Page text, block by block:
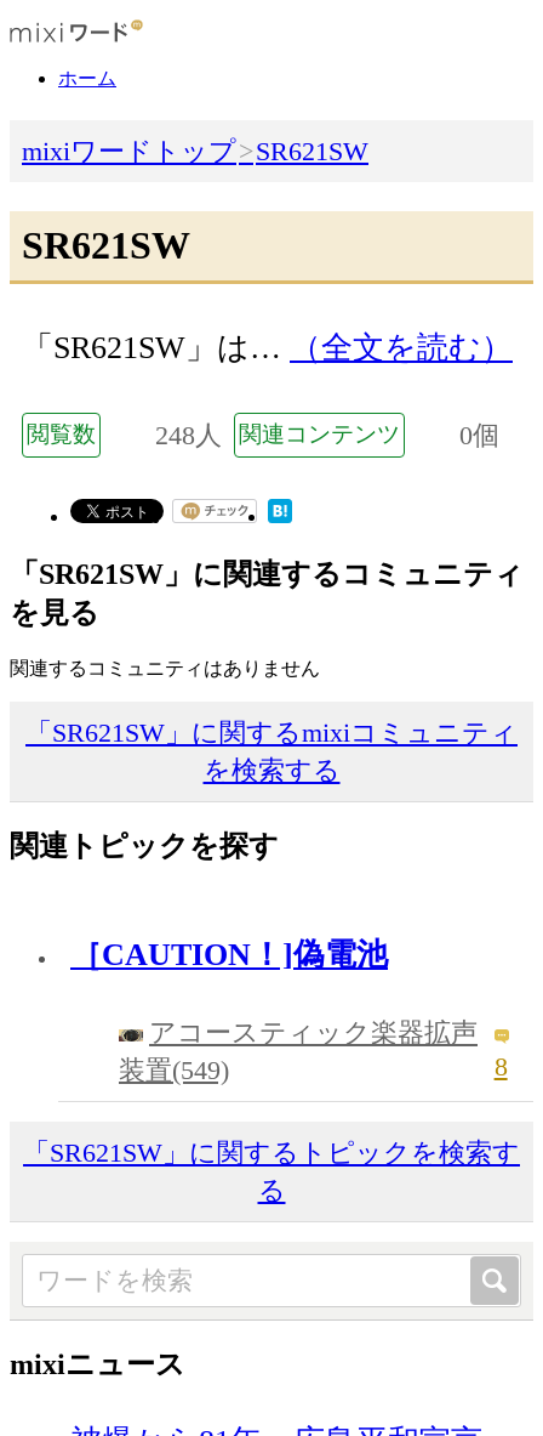
ホーム
mixiワードトップ SR621SW
SR621SW
「SR621SW」は… （全文を読む）
閲覧数 248人 関連コンテンツ 0個
「SR621SW」に関連するコミュニティ
を見る
関連するコミュニティはありません
「SR621SW」に関するmixiコミュニティ
を検索する
関連トピックを探す
［CAUTION！]偽電池
アコースティック楽器拡声
装置(549)
8
「SR621SW」に関するトピックを検索す
る
mixiニュース